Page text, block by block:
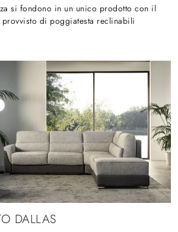
si fondono in un unico prodotto con il
di poggiatesta reclinabili
DALLAS